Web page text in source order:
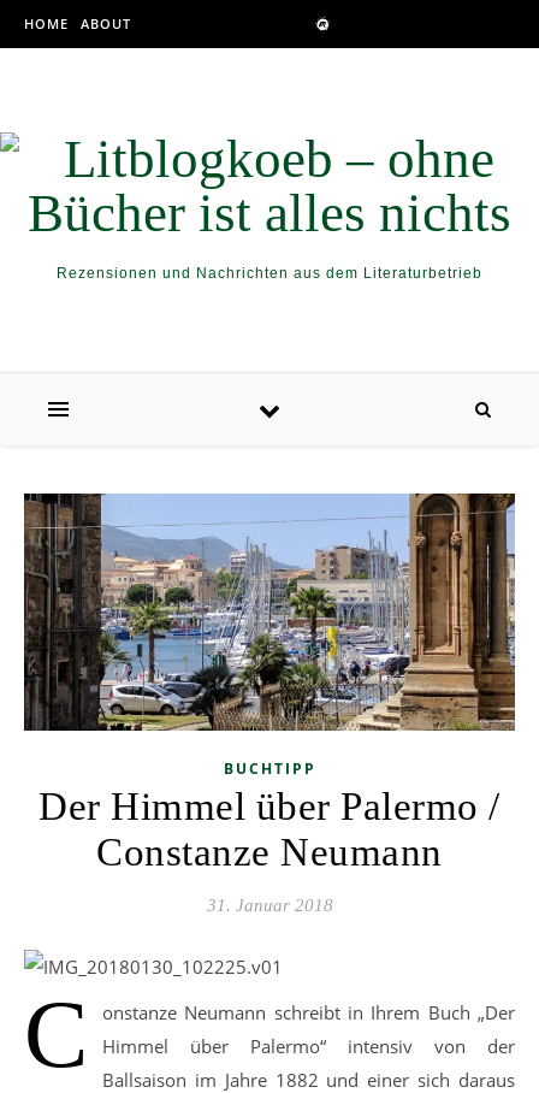
Skip to content
HOME ABOUT
Rezensionen und Nachrichten aus dem Literaturbetrieb
BUCHTIPP
Der Himmel über Palermo /
Constanze Neumann
31. Januar 2018
C
onstanze Neumann schreibt in Ihrem Buch „Der
Himmel über Palermo“ intensiv von der
Ballsaison im Jahre 1882 und einer sich daraus